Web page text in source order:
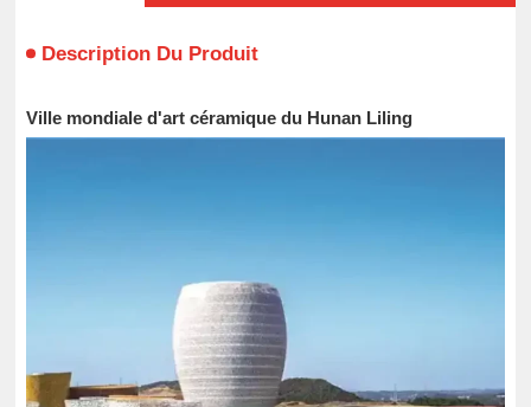
Description Du Produit
Ville mondiale d'art céramique du Hunan Liling